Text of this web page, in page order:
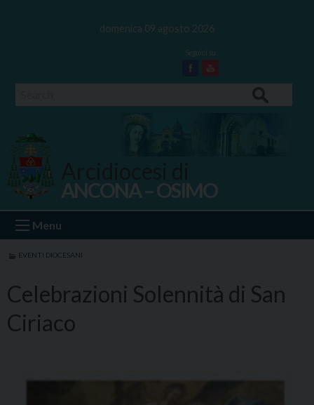
domenica 09 agosto 2026
Facebook
Youtube
Ancona Osimo
ANCONA – OSIMO
Menu
EVENTI DIOCESANI
Celebrazioni Solennità di San
Ciriaco